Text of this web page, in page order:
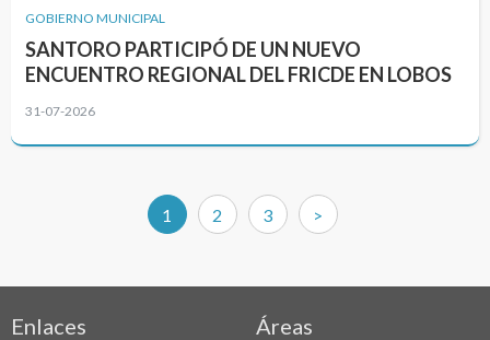
GOBIERNO MUNICIPAL
SANTORO PARTICIPÓ DE UN NUEVO
ENCUENTRO REGIONAL DEL FRICDE EN LOBOS
31-07-2026
1 (current)
2 3 >
Enlaces Áreas